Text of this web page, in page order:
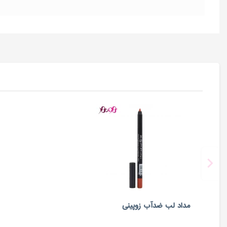
مداد لب ضدآب زوپینی